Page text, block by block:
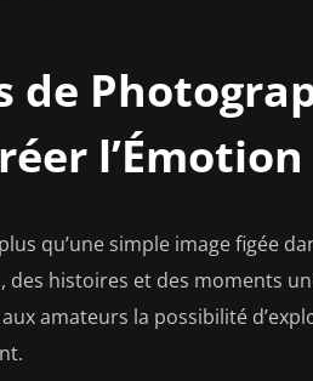
de
l’Émotion
qu’une simple image figée
des histoires et des moments
amateurs la possibilité